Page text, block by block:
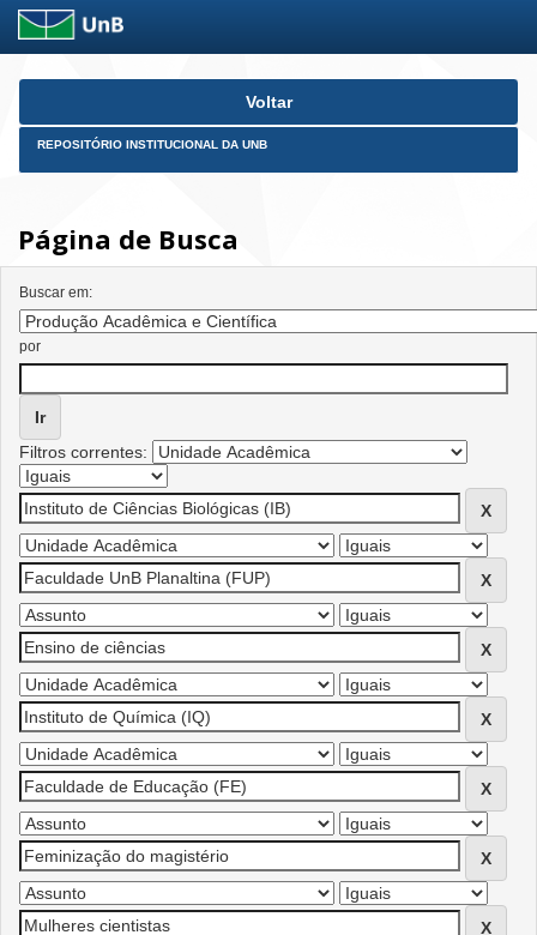
Skip
Voltar
REPOSITÓRIO INSTITUCIONAL DA UNB
Página de Busca
Buscar em:
por
Filtros correntes: